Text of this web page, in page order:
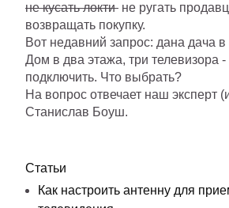
не кусать локти не ругать
возвращать покупку.
Вот недавний запрос: дана дача в
Дом в два этажа, три телевизора
подключить. Что выбрать?
На вопрос отвечает наш эксперт
Станислав Боуш.
Статьи
Как настроить антенну для